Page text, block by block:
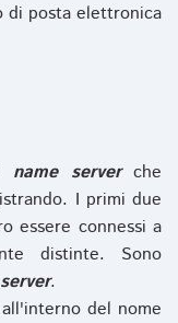
posta elettronica
name serverche
I primi due
essere connessi a
distinte. Sono
.
del nome